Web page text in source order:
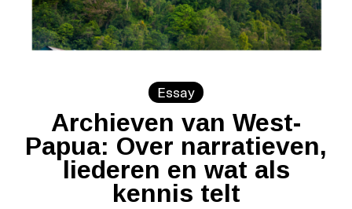
Essay
Archieven van West-
Papua: Over narratieven,
liederen en wat als
kennis telt